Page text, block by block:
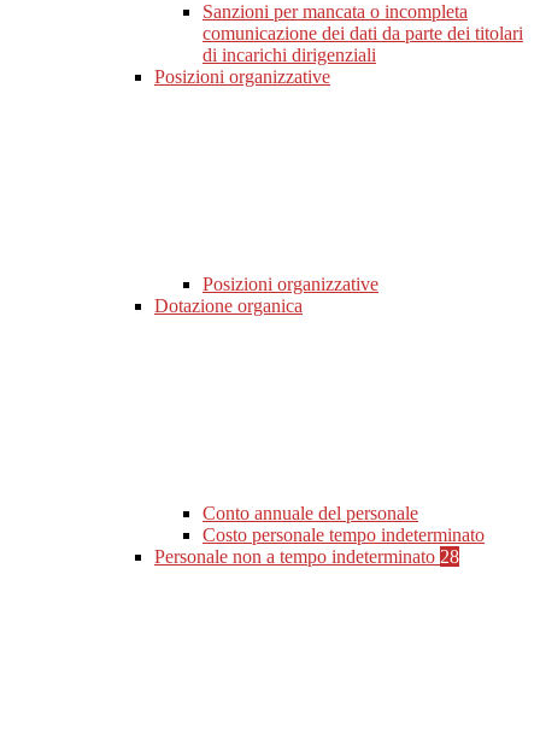
Sanzioni per mancata o incompleta
comunicazione dei dati da parte dei titolari
di incarichi dirigenziali
Posizioni organizzative
Posizioni organizzative
Dotazione organica
Conto annuale del personale
Costo personale tempo indeterminato
Personale non a tempo indeterminato 28